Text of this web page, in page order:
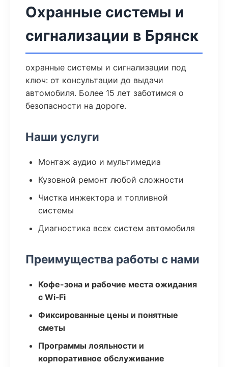
Охранные системы и
сигнализации в Брянск
охранные системы и сигнализации под
ключ: от консультации до выдачи
автомобиля. Более 15 лет заботимся о
безопасности на дороге.
Наши услуги
Монтаж аудио и мультимедиа
Кузовной ремонт любой сложности
Чистка инжектора и топливной
системы
Диагностика всех систем автомобиля
Преимущества работы с нами
Кофе-зона и рабочие места ожидания
с Wi‑Fi
Фиксированные цены и понятные
сметы
Программы лояльности и
корпоративное обслуживание